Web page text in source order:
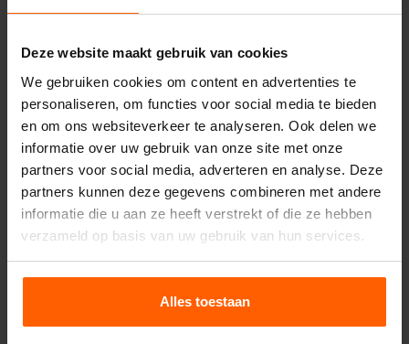
Deze website maakt gebruik van cookies
We gebruiken cookies om content en advertenties te
personaliseren, om functies voor social media te bieden
en om ons websiteverkeer te analyseren. Ook delen we
informatie over uw gebruik van onze site met onze
partners voor social media, adverteren en analyse. Deze
partners kunnen deze gegevens combineren met andere
informatie die u aan ze heeft verstrekt of die ze hebben
verzameld op basis van uw gebruik van hun services.
Alles toestaan
Accessoires
Reserveonderdelen
Veelgestelde vragen
Van welk materiaal zijn de mallen gemaakt?
Verkoopt Betonblock® betonblokken?